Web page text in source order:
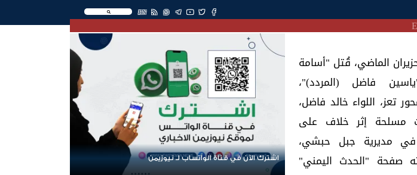
EN
حزيران الماضي، قُتل "أسامة
فاضل (المردد)"،
تعز، اللواء خالد فاضل،
مسلحة إثر خلاف على
مديرية جبل حبشي،
صفحة "الحدث اليمني"
اشترك الآن في قناة الواتساب لـ نيوزيمن